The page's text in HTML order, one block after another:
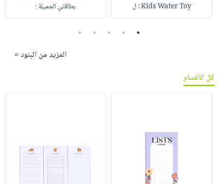
Kids Water Toy : ل بطاقتي الجميلة :
1
2
3
4
5
المزيد من البنود »
كل الأقسام